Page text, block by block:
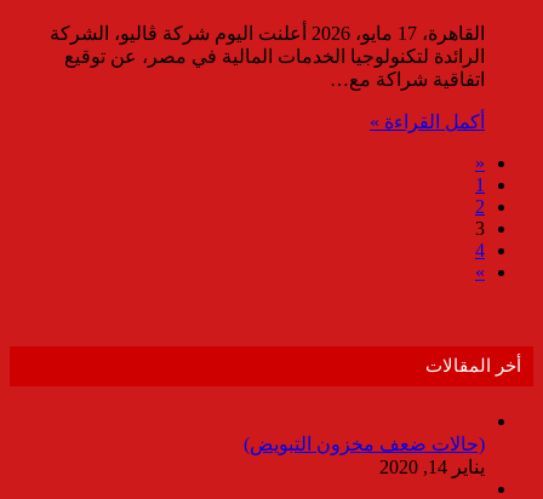
القاهرة، 17 مايو، 2026 أعلنت اليوم شركة ڤاليو، الشركة
الرائدة لتكنولوجيا الخدمات المالية في مصر، عن توقيع
اتفاقية شراكة مع…
أكمل القراءة »
«
1
2
3
4
»
أخر المقالات
(حالات ضعف مخزون التبويض)
يناير 14, 2020